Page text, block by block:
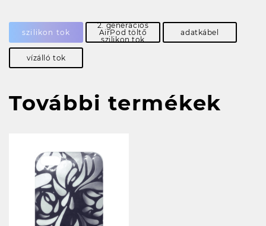
szilikon tok
2. generációs
AirPod töltő
szilikon tok
adatkábel
vízálló tok
További termékek